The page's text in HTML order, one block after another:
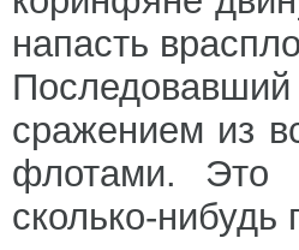
напасть
сражением из
флотами. Это
сколько-